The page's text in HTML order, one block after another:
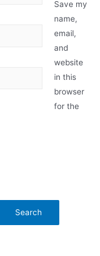
Save my
name,
email,
and
website
in this
browser
for the
Search